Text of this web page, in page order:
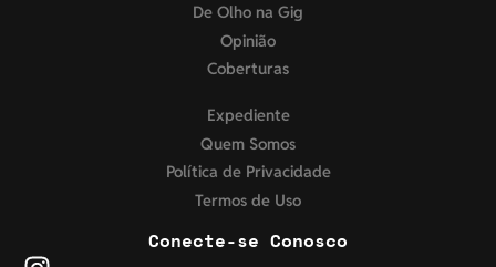
De Olho na Gig
Opinião
Coberturas
Expediente
Quem Somos
Política de Privacidade
Termos de Uso
Conecte-se Conosco